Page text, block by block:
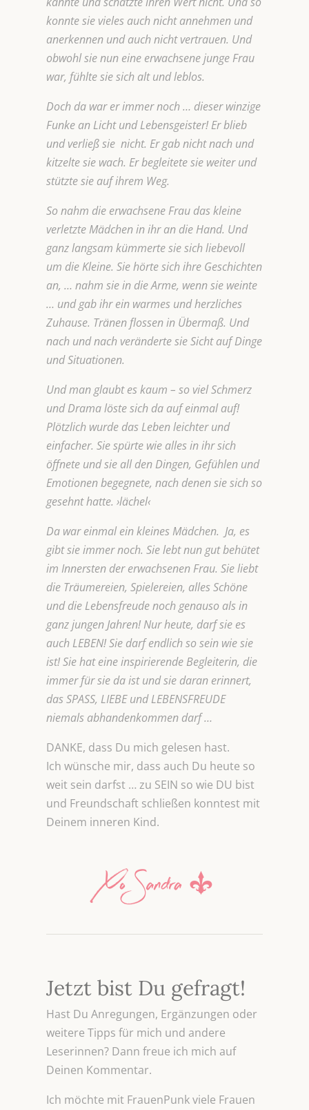
konnte sie vieles auch nicht annehmen und
anerkennen und auch nicht vertrauen. Und
obwohl sie nun eine erwachsene junge Frau
war, fühlte sie sich alt und leblos.
Doch da war er immer noch … dieser winzige
Funke an Licht und Lebensgeister! Er blieb
und verließ sie nicht. Er gab nicht nach und
kitzelte sie wach. Er begleitete sie weiter und
stützte sie auf ihrem Weg.
So nahm die erwachsene Frau das kleine
verletzte Mädchen in ihr an die Hand. Und
ganz langsam kümmerte sie sich liebevoll
um die Kleine. Sie hörte sich ihre Geschichten
an, … nahm sie in die Arme, wenn sie weinte
… und gab ihr ein warmes und herzliches
Zuhause. Tränen flossen in Übermaß. Und
nach und nach veränderte sie Sicht auf Dinge
und Situationen.
Und man glaubt es kaum – so viel Schmerz
und Drama löste sich da auf einmal auf!
Plötzlich wurde das Leben leichter und
einfacher. Sie spürte wie alles in ihr sich
öffnete und sie all den Dingen, Gefühlen und
Emotionen begegnete, nach denen sie sich so
gesehnt hatte. ›lächel‹
Da war einmal ein kleines Mädchen. Ja, es
gibt sie immer noch. Sie lebt nun gut behütet
im Innersten der erwachsenen Frau. Sie liebt
die Träumereien, Spielereien, alles Schöne
und die Lebensfreude noch genauso als in
ganz jungen Jahren! Nur heute, darf sie es
auch LEBEN! Sie darf endlich so sein wie sie
ist! Sie hat eine inspirierende Begleiterin, die
immer für sie da ist und sie daran erinnert,
das SPASS, LIEBE und LEBENSFREUDE
niemals abhandenkommen darf …
DANKE, dass Du mich gelesen hast.
Ich wünsche mir, dass auch Du heute so
weit sein darfst … zu SEIN so wie DU bist
und Freundschaft schließen konntest mit
Deinem inneren Kind.
Jetzt bist Du gefragt!
Hast Du Anregungen, Ergänzungen oder
weitere Tipps für mich und andere
Leserinnen? Dann freue ich mich auf
Deinen Kommentar.
Ich möchte mit FrauenPunk viele Frauen